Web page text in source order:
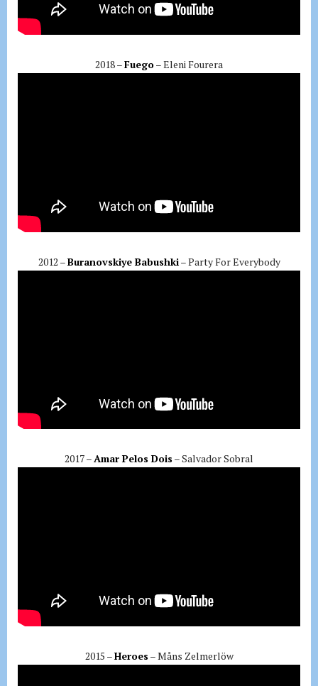
2018 –Fuego– Eleni Fourera
2012 –Buranovskiye Babushki– Party For Everybody
2017 –Amar Pelos Dois – Salvador Sobral
2015 –Heroes – Måns Zelmerlöw